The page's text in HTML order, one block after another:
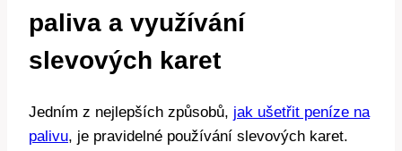
paliva a využívání
slevových karet
Jedním z nejlepších způsobů, jak ušetřit peníze na
palivu, je pravidelné používání slevových karet.